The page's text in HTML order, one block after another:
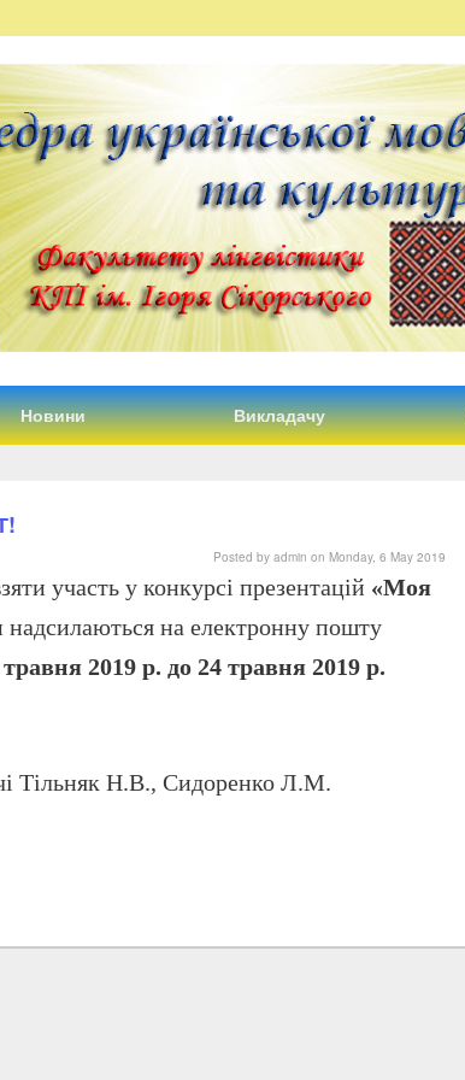
Новини Викладачу
Posted by admin on Monday, 6 May 2019
участь у конкурсі презентацій «Моя
надсилаються на електронну пошту
травня 2019 р. до 24 травня 2019 р.
Тільняк Н.В., Сидоренко Л.М.